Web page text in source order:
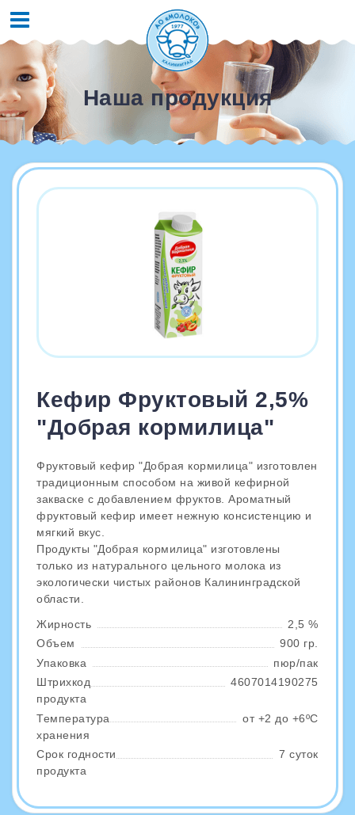
Наша продукция
Кефир Фруктовый 2,5%
"Добрая кормилица"
Фруктовый кефир "Добрая кормилица" изготовлен
традиционным способом на живой кефирной
закваске с добавлением фруктов. Ароматный
фруктовый кефир имеет нежную консистенцию и
мягкий вкус.
Продукты "Добрая кормилица" изготовлены
только из натурального цельного молока из
экологически чистых районов Калининградской
области.
Жирность
2,5 %
Объем
900 гр.
Упаковка
пюр/пак
Штрихкод
продукта
4607014190275
Температура
хранения
от +2 до +6ºС
Срок годности
продукта
7 суток